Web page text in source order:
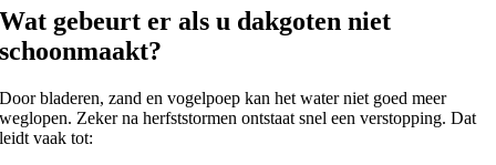
Wat gebeurt er als u dakgoten niet
schoonmaakt?
Door bladeren, zand en vogelpoep kan het water niet goed meer
weglopen. Zeker na herfststormen ontstaat snel een verstopping. Dat
leidt vaak tot: